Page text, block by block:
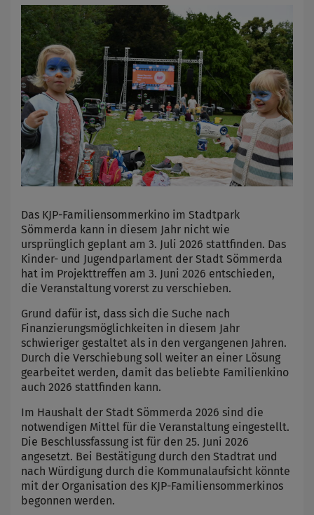
Das KJP-Familiensommerkino im Stadtpark
Sömmerda kann in diesem Jahr nicht wie
ursprünglich geplant am 3. Juli 2026 stattfinden. Das
Kinder- und Jugendparlament der Stadt Sömmerda
hat im Projekttreffen am 3. Juni 2026 entschieden,
die Veranstaltung vorerst zu verschieben.
Grund dafür ist, dass sich die Suche nach
Finanzierungsmöglichkeiten in diesem Jahr
schwieriger gestaltet als in den vergangenen Jahren.
Durch die Verschiebung soll weiter an einer Lösung
gearbeitet werden, damit das beliebte Familienkino
auch 2026 stattfinden kann.
Im Haushalt der Stadt Sömmerda 2026 sind die
notwendigen Mittel für die Veranstaltung eingestellt.
Die Beschlussfassung ist für den 25. Juni 2026
angesetzt. Bei Bestätigung durch den Stadtrat und
nach Würdigung durch die Kommunalaufsicht könnte
mit der Organisation des KJP-Familiensommerkinos
begonnen werden.